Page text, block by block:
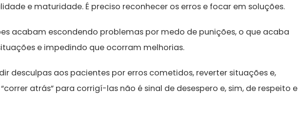
e maturidade. É preciso reconhecer os erros e focar em soluções.
acabam escondendo problemas por medo de punições, o que acaba
e impedindo que ocorram melhorias.
desculpas aos pacientes por erros cometidos, reverter situações e,
atrás” para corrigí-las não é sinal de desespero e, sim, de respeito e